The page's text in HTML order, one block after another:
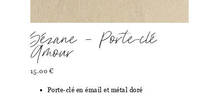
Sézane – Porte-clé
Amour
15.00 €
Porte-clé en émail et métal doré